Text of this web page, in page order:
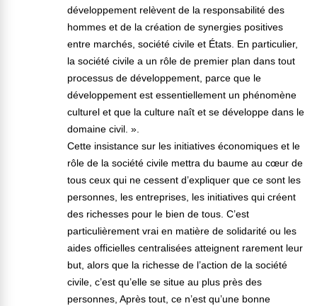
développement relèvent de la responsabilité des
hommes et de la création de synergies positives
entre marchés, société civile et États. En particulier,
la société civile a un rôle de premier plan dans tout
processus de développement, parce que le
développement est essentiellement un phénomène
culturel et que la culture naît et se développe dans le
domaine civil. ».
Cette insistance sur les initiatives économiques et le
rôle de la société civile mettra du baume au cœur de
tous ceux qui ne cessent d’expliquer que ce sont les
personnes, les entreprises, les initiatives qui créent
des richesses pour le bien de tous. C’est
particulièrement vrai en matière de solidarité ou les
aides officielles centralisées atteignent rarement leur
but, alors que la richesse de l’action de la société
civile, c’est qu’elle se situe au plus près des
personnes, Après tout, ce n’est qu’une bonne